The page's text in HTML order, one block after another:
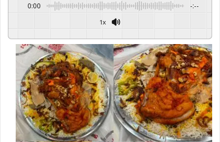
0:00 -:--
1x